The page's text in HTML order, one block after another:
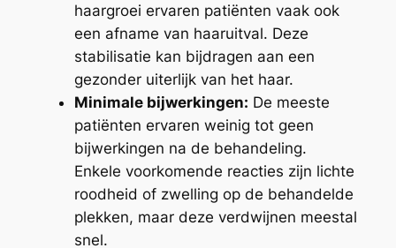
haargroei ervaren patiënten vaak ook
een afname van haaruitval. Deze
stabilisatie kan bijdragen aan een
gezonder uiterlijk van het haar.
Minimale bijwerkingen: De meeste
patiënten ervaren weinig tot geen
bijwerkingen na de behandeling.
Enkele voorkomende reacties zijn lichte
roodheid of zwelling op de behandelde
plekken, maar deze verdwijnen meestal
snel.